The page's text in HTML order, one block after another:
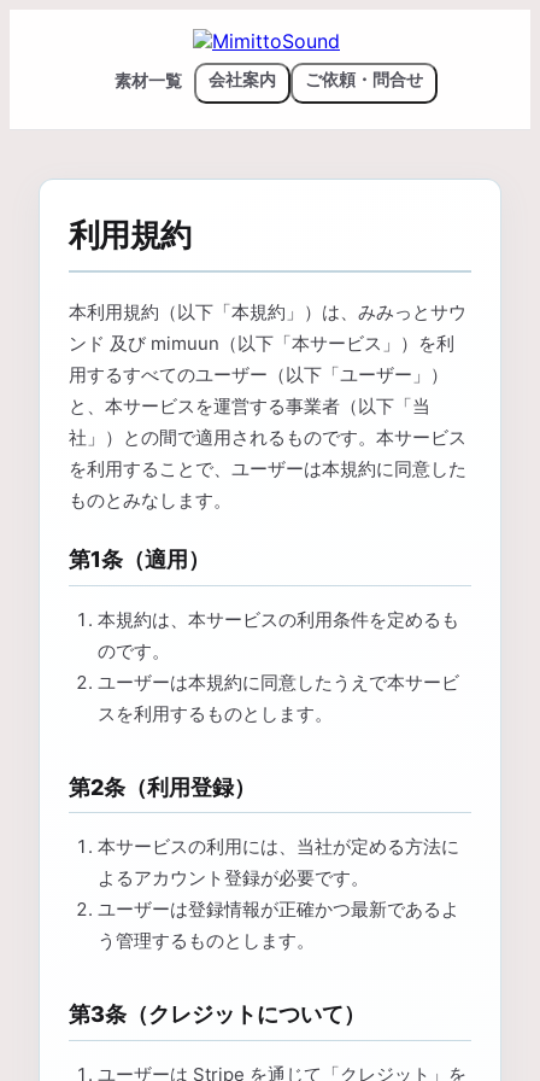
素材一覧 会社案内 ご依頼・問合せ
利用規約
本利用規約（以下「本規約」）は、みみっとサウ
ンド 及び mimuun（以下「本サービス」）を利
用するすべてのユーザー（以下「ユーザー」）
と、本サービスを運営する事業者（以下「当
社」）との間で適用されるものです。本サービス
を利用することで、ユーザーは本規約に同意した
ものとみなします。
第1条（適用）
本規約は、本サービスの利用条件を定めるも
のです。
ユーザーは本規約に同意したうえで本サービ
スを利用するものとします。
第2条（利用登録）
本サービスの利用には、当社が定める方法に
よるアカウント登録が必要です。
ユーザーは登録情報が正確かつ最新であるよ
う管理するものとします。
第3条（クレジットについて）
ユーザーは Stripe を通じて「クレジット」を